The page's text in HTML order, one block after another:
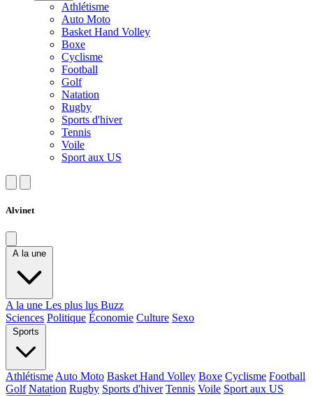
Athlétisme
Auto Moto
Basket Hand Volley
Boxe
Cyclisme
Football
Golf
Natation
Rugby
Sports d'hiver
Tennis
Voile
Sport aux US
Alvinet
A la une
A la une Les plus lus Buzz
Sciences Politique Économie Culture Sexo
Sports
Athlétisme Auto Moto Basket Hand Volley Boxe Cyclisme Football
Golf Natation Rugby Sports d'hiver Tennis Voile Sport aux US